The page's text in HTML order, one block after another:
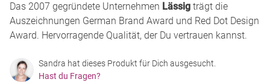
Das 2007 gegründete Unternehmen Lässig trägt die
Auszeichnungen German Brand Award und Red Dot Design
Award. Hervorragende Qualität, der Du vertrauen kannst.
Sandra hat dieses Produkt für Dich ausgesucht.
Hast du Fragen?